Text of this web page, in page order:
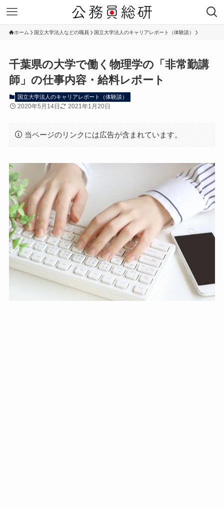
ホーム 国立大学法人などの職員 国立大学法人のキャリアレポート（体験談）
千葉県の大学で働く物理学の「非常勤講
師」の仕事内容・給料レポート
国立大学法人のキャリアレポート（体験談）
2020年5月14日 2021年1月20日
当ページのリンクには広告が含まれています。